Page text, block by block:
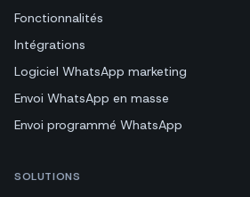
Fonctionnalités
Intégrations
Logiciel WhatsApp marketing
Envoi WhatsApp en masse
Envoi programmé WhatsApp
SOLUTIONS